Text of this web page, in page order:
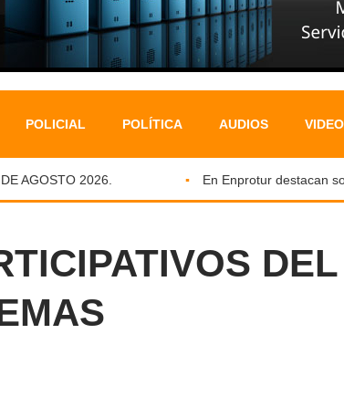
POLICIAL POLÍTICA AUDIOS
2026. En Enprotur destacan
DEL